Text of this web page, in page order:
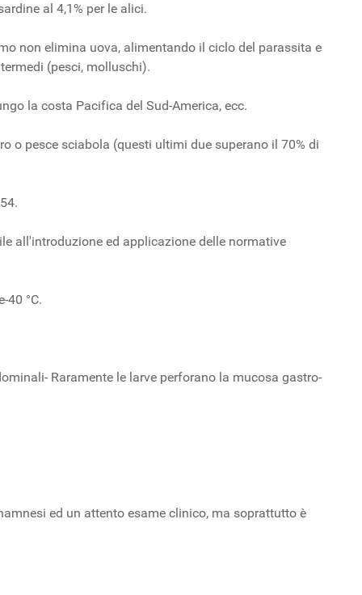
al 4,1% per le alici.
non elimina uova, alimentando il ciclo del parassita e
(pesci, molluschi).
la costa Pacifica del Sud-America, ecc.
o pesce sciabola (questi ultimi due superano il 70% di
all'introduzione ed applicazione delle normative
40 °C.
Raramente le larve perforano la mucosa gastro-
ed un attento esame clinico, ma soprattutto è